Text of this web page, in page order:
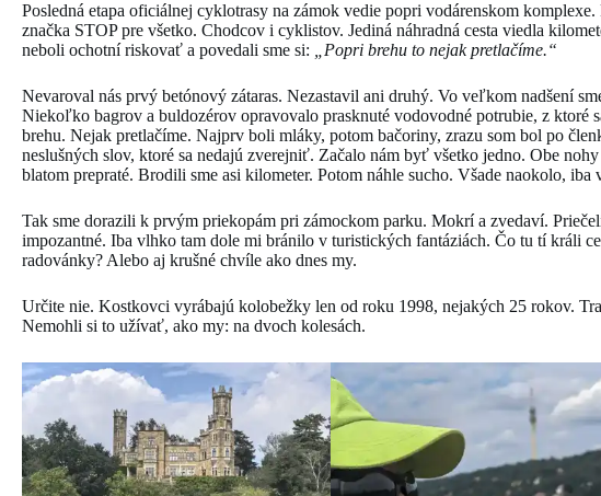
Posledná etapa oficiálnej cyklotrasy na zámok vedie popri vodárenskom
značka STOP pre všetko. Chodcov i cyklistov. Jediná náhradná cesta viedla
neboli ochotní riskovať a povedali sme si:
„Popri brehu to nejak pretlačíme.“
Nevaroval nás prvý betónový zátaras. Nezastavil ani druhý. Vo veľkom nadšení
Niekoľko bagrov a buldozérov opravovalo prasknuté vodovodné potrubie, z ktoré
brehu. Nejak pretlačíme. Najprv boli mláky, potom bačoriny, zrazu som bol po
neslušných slov, ktoré sa nedajú zverejniť. Začalo nám byť všetko jedno. Obe
blatom prepraté. Brodili sme asi kilometer. Potom náhle sucho. Všade naokolo, iba
Tak sme dorazili k prvým priekopám pri zámockom parku. Mokrí a zvedaví.
impozantné. Iba vlhko tam dole mi bránilo v turistických fantáziách. Čo tu tí králi
radovánky? Alebo aj krušné chvíle ako dnes my.
Určite nie. Kostkovci vyrábajú kolobežky len od roku 1998, nejakých 25 rokov.
Nemohli si to užívať, ako my: na dvoch kolesách.